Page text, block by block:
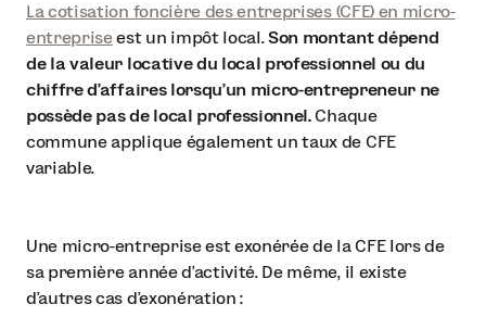
La cotisation foncière des entreprises (CFE) en micro-
entrepriseest un impôt local.Son montant dépend
de la valeur locative du local professionnel ou du
chiffre d’affaires lorsqu’un micro-entrepreneur ne
possède pas de local professionnel.Chaque
commune applique également un taux de CFE
variable.
Une micro-entreprise est exonérée de la CFE lors de
sa première année d’activité. De même, il existe
d’autres cas d’exonération :